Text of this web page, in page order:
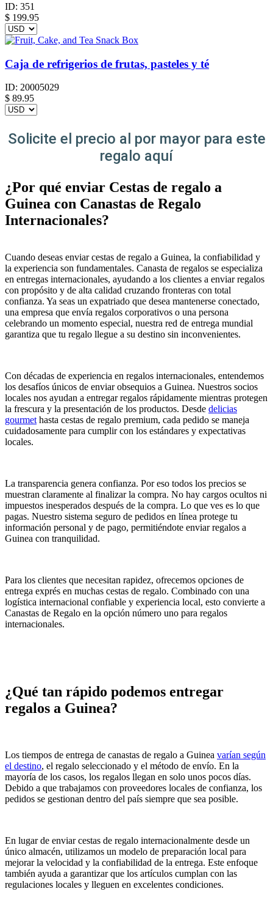
ID: 351
$ 199.95
Caja de refrigerios de frutas, pasteles y té
ID: 20005029
$ 89.95
Solicite el precio al por mayor para este
regalo aquí
¿Por qué enviar Cestas de regalo a
Guinea con Canastas de Regalo
Internacionales?
Cuando deseas enviar cestas de regalo a Guinea, la confiabilidad y
la experiencia son fundamentales. Canasta de regalos se especializa
en entregas internacionales, ayudando a los clientes a enviar regalos
con propósito y de alta calidad cruzando fronteras con total
confianza. Ya seas un expatriado que desea mantenerse conectado,
una empresa que envía regalos corporativos o una persona
celebrando un momento especial, nuestra red de entrega mundial
garantiza que tu regalo llegue a su destino sin inconvenientes.
Con décadas de experiencia en regalos internacionales, entendemos
los desafíos únicos de enviar obsequios a Guinea. Nuestros socios
locales nos ayudan a entregar regalos rápidamente mientras protegen
la frescura y la presentación de los productos. Desde delicias
gourmet hasta cestas de regalo premium, cada pedido se maneja
cuidadosamente para cumplir con los estándares y expectativas
locales.
La transparencia genera confianza. Por eso todos los precios se
muestran claramente al finalizar la compra. No hay cargos ocultos ni
impuestos inesperados después de la compra. Lo que ves es lo que
pagas. Nuestro sistema seguro de pedidos en línea protege tu
información personal y de pago, permitiéndote enviar regalos a
Guinea con tranquilidad.
Para los clientes que necesitan rapidez, ofrecemos opciones de
entrega exprés en muchas cestas de regalo. Combinado con una
logística internacional confiable y experiencia local, esto convierte a
Canastas de Regalo en la opción número uno para regalos
internacionales.
¿Qué tan rápido podemos entregar
regalos a Guinea?
Los tiempos de entrega de canastas de regalo a Guinea varían según
el destino, el regalo seleccionado y el método de envío. En la
mayoría de los casos, los regalos llegan en solo unos pocos días.
Debido a que trabajamos con proveedores locales de confianza, los
pedidos se gestionan dentro del país siempre que sea posible.
En lugar de enviar cestas de regalo internacionalmente desde un
único almacén, utilizamos un modelo de preparación local para
mejorar la velocidad y la confiabilidad de la entrega. Este enfoque
también ayuda a garantizar que los artículos cumplan con las
regulaciones locales y lleguen en excelentes condiciones.